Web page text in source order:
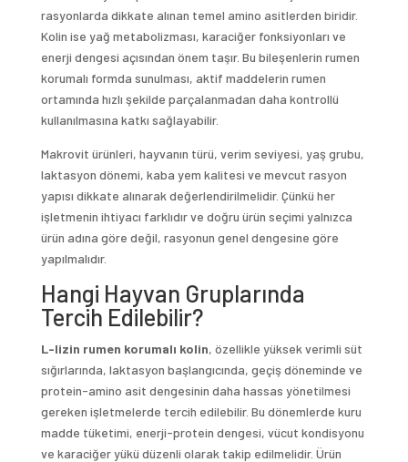
rasyonlarda dikkate alınan temel amino asitlerden biridir.
Kolin ise yağ metabolizması, karaciğer fonksiyonları ve
enerji dengesi açısından önem taşır. Bu bileşenlerin rumen
korumalı formda sunulması, aktif maddelerin rumen
ortamında hızlı şekilde parçalanmadan daha kontrollü
kullanılmasına katkı sağlayabilir.
Makrovit ürünleri, hayvanın türü, verim seviyesi, yaş grubu,
laktasyon dönemi, kaba yem kalitesi ve mevcut rasyon
yapısı dikkate alınarak değerlendirilmelidir. Çünkü her
işletmenin ihtiyacı farklıdır ve doğru ürün seçimi yalnızca
ürün adına göre değil, rasyonun genel dengesine göre
yapılmalıdır.
Hangi Hayvan Gruplarında
Tercih Edilebilir?
L-lizin rumen korumalı kolin, özellikle yüksek verimli süt
sığırlarında, laktasyon başlangıcında, geçiş döneminde ve
protein-amino asit dengesinin daha hassas yönetilmesi
gereken işletmelerde tercih edilebilir. Bu dönemlerde kuru
madde tüketimi, enerji-protein dengesi, vücut kondisyonu
ve karaciğer yükü düzenli olarak takip edilmelidir. Ürün